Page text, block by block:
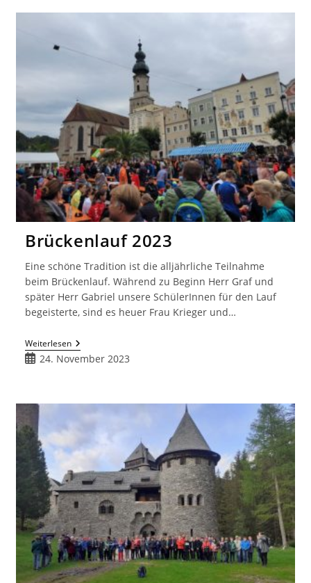
Brückenlauf 2023
Eine schöne Tradition ist die alljährliche Teilnahme
beim Brückenlauf. Während zu Beginn Herr Graf und
später Herr Gabriel unsere SchülerInnen für den Lauf
begeisterte, sind es heuer Frau Krieger und…
WeiterlesenBrückenlauf
2023
Beitrag24. November 2023